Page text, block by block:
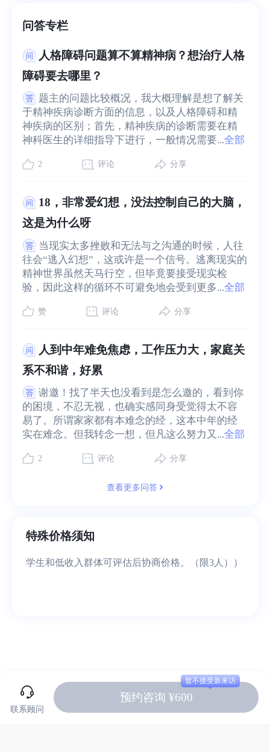
问答专栏
人格障碍问题算不算精神病？想治疗人格
障碍要去哪里？
题主的问题比较概况，我大概理解是想了解关
于精神疾病诊断方面的信息，以及人格障碍和精
神疾病的区别；首先，精神疾病的诊断需要在精
神科医生的详细指导下进行，一般情况需要...全部
2 评论 分享
18，非常爱幻想，没法控制自己的大脑，
这是为什么呀
当现实太多挫败和无法与之沟通的时候，人往
往会“逃入幻想”，这或许是一个信号。逃离现实的
精神世界虽然天马行空，但毕竟要接受现实检
验，因此这样的循环不可避免地会受到更多...全部
赞 评论 分享
人到中年难免焦虑，工作压力大，家庭关
系不和谐，好累
谢邀！找了半天也没看到是怎么邀的，看到你
的困境，不忍无视，也确实感同身受觉得太不容
易了。所谓家家都有本难念的经，这本中年的经
实在难念。但我转念一想，但凡这么努力又...全部
2 评论 分享
查看更多问答
特殊价格须知
学生和低收入群体可评估后协商价格。（限3人））
联系顾问
暂不接受新来访
预约咨询 ¥600